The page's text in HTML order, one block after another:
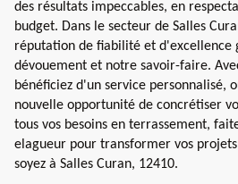
des résultats impeccables, en
budget. Dans le secteur de Salles
réputation de fiabilité et d'excellence
dévouement et notre savoir-faire.
bénéficiez d'un service personnalisé,
nouvelle opportunité de concrétiser
tous vos besoins en terrassement,
elagueur pour transformer vos projets
soyez à Salles Curan, 12410.